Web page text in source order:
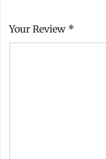
Your Review *